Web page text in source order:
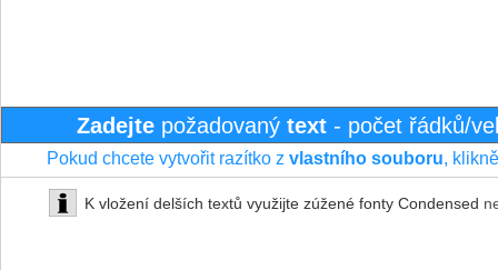
K vložení delších textů využijte zúžené fonty Condensed
Zadejte požadovaný text - počet řádků/
Pokud chcete vytvořit razítko z vlastního souboru,